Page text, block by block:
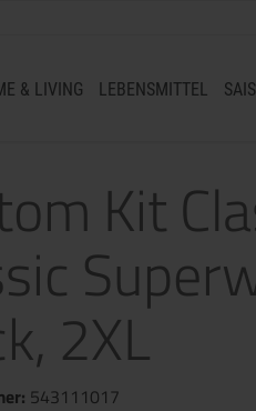
& LIVING LEBENSMITTEL
Kit
2XL
543111017